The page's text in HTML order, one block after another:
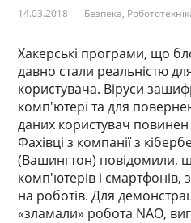
14.03.2018 Безпека,
Хакерські програми, що
давно стали реальністю
користувача. Віруси
комп'ютері та для
даних користувач
Фахівці з компанії з
(Вашингтон) повідомили,
комп'ютерів і смартфонів,
на роботів. Для
«зламали» робота NAO,